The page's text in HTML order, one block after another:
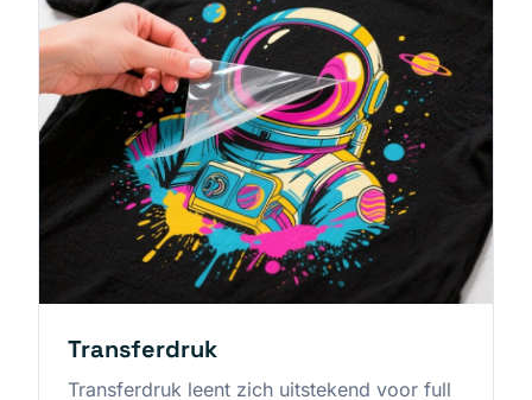
Transferdruk
Transferdruk leent zich uitstekend voor full